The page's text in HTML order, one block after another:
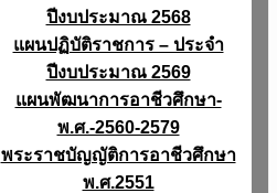
ปีงบประมาณ 2568
แผนปฏิบัติราชการ – ประจำ
ปีงบประมาณ 2569
แผนพัฒนาการอาชีวศึกษา-
พ.ศ.-2560-2579
พระราชบัญญัติการอาชีวศึกษา
พ.ศ.2551